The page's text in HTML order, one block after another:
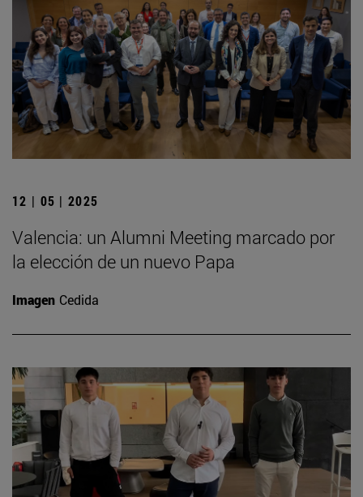
12 | 05 | 2025
Valencia: un Alumni Meeting marcado por
la elección de un nuevo Papa
Imagen Cedida